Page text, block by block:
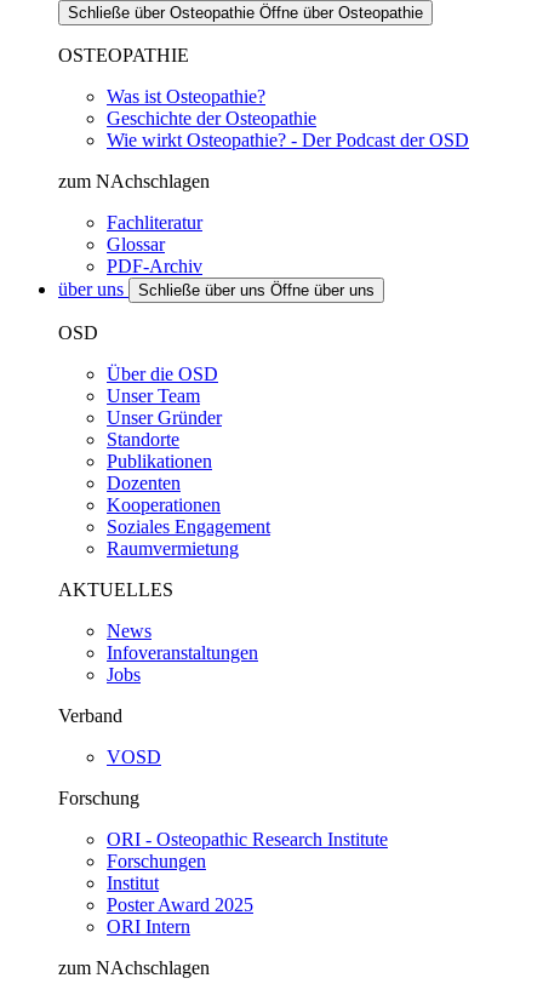
Schließe über Osteopathie Öffne über Osteopathie
OSTEOPATHIE
Was ist Osteopathie?
Geschichte der Osteopathie
Wie wirkt Osteopathie? - Der Podcast der OSD
zum NAchschlagen
Fachliteratur
Glossar
PDF-Archiv
über uns
Schließe über uns Öffne über uns
OSD
Über die OSD
Unser Team
Unser Gründer
Standorte
Publikationen
Dozenten
Kooperationen
Soziales Engagement
Raumvermietung
AKTUELLES
News
Infoveranstaltungen
Jobs
Verband
VOSD
Forschung
ORI - Osteopathic Research Institute
Forschungen
Institut
Poster Award 2025
ORI Intern
zum NAchschlagen